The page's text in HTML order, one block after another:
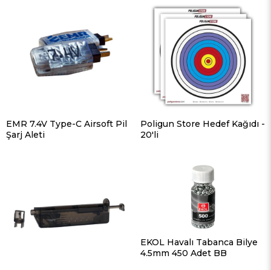
EMR 7.4V Type-C Airsoft Pil
Şarj Aleti
Poligun Store Hedef Kağıdı -
20'li
EKOL Havalı Tabanca Bilye
4.5mm 450 Adet BB